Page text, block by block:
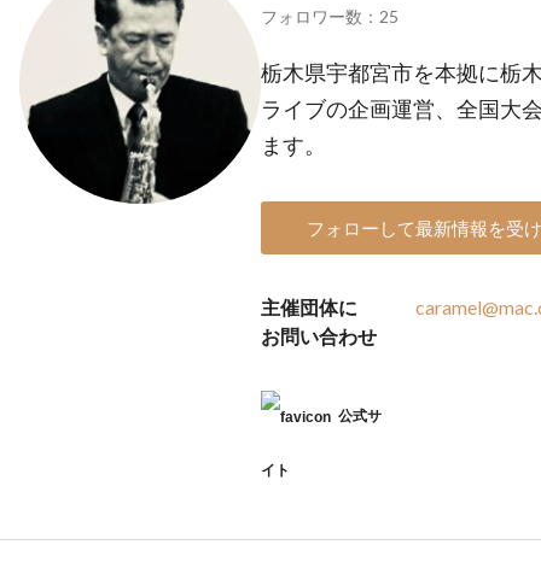
フォロワー数：25
栃木県宇都宮市を本拠に栃
ライブの企画運営、全国大
ます。
フォローして最新情報を受
主催団体に
お問い合わせ
公式サ
イト